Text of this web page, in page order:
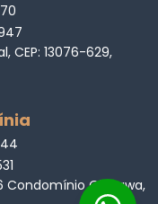
CEP: 13076-629,
Condomínio Okinawa,